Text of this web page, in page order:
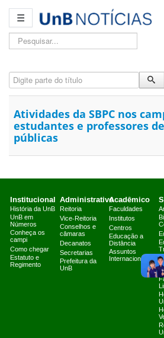
☰
Pesquisar...
Digite parte do título
Atividades da SBPC nos
estudantes e professores
públicas
Institucional
História da UnB
UnB em
Números
Conheça os
campi
Como chegar
Estatuto e
Regimento
Administrativo
Reitoria
Vice-Reitoria
Conselhos e
câmaras
Decanatos
Secretarias
Prefeitura da
UnB
Acadêmico
Faculdades
Institutos
Centros
Educação a
Distância
Assuntos
Internacionais